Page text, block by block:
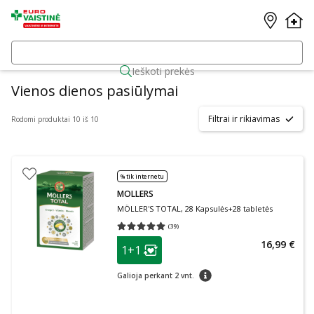
Ieškoti prekės
Vienos dienos pasiūlymai
Rodomi produktai 10 iš 10 Filtrai ir rikiavimas
% tik internetu
MOLLERS
MÖLLER'S TOTAL, 28 Kapsulės+28 tabletės
(39)
Vidutinis įvertinimas 5.00
patarimas
Lojalumo klubo narių nuolaida
1+1
Galioja perkant 2 vnt. patarimas
16,99 €